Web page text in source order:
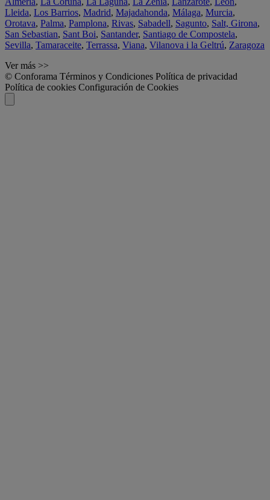
Lleida, Los Barrios, Madrid, Majadahonda, Málaga, Murcia,
Orotava, Palma, Pamplona, Rivas, Sabadell, Sagunto, Salt, Girona,
San Sebastian, Sant Boi, Santander, Santiago de Compostela,
Sevilla, Tamaraceite, Terrassa, Viana, Vilanova i la Geltrú, Zaragoza
Ver más >>
© Conforama Términos y Condiciones Política de privacidad
Política de cookies Configuración de Cookies